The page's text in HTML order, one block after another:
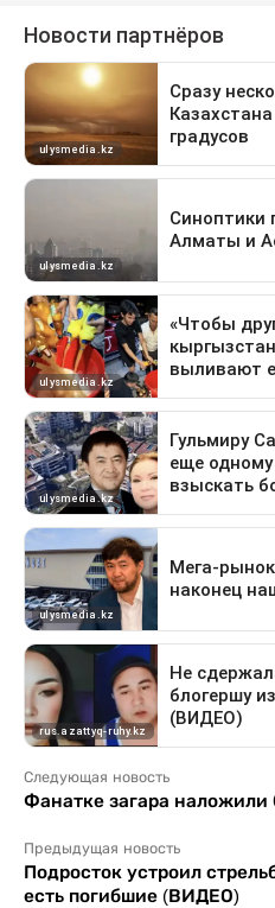
Следующая новость
Фанатке загара наложили
Предыдущая новость
Подросток устроил
есть погибшие (ВИДЕО)